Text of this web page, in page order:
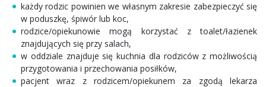
każdy rodzic powinien we własnym zakresie zabezpieczyć się
w poduszkę, śpiwór lub koc,
rodzice/opiekunowie mogą korzystać z toalet/łazienek
znajdujących się przy salach,
w oddziale znajduje się kuchnia dla rodziców z możliwością
przygotowania i przechowania posiłków,
pacjent wraz z rodzicem/opiekunem za zgodą lekarza